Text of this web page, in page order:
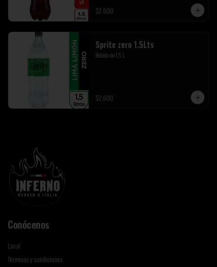
$2.600
Sprite zero 1.5Lts
Bebida de 1.5 L
$2.600
Conócenos
Local
Términos y condiciones